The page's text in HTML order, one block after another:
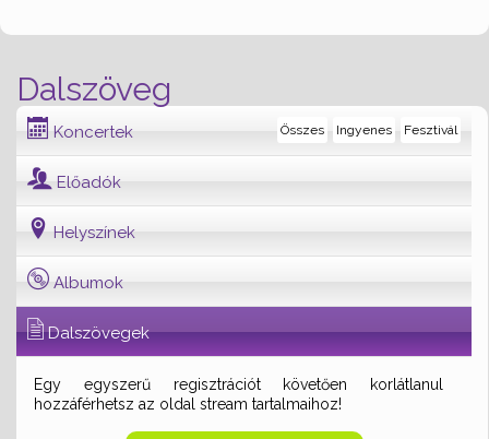
Dalszöveg
Koncertek Fesztivál
Ingyenes
Összes
Előadók
Helyszínek
Albumok
Dalszövegek
Egy egyszerű regisztrációt követően korlátlanul
hozzáférhetsz az oldal stream tartalmaihoz!